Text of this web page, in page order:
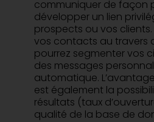
communiquer de façon
développer un lien
prospects ou vos
vos contacts au travers
pourrez segmenter vos
des messages
automatique.
est également la
résultats (taux
qualité de la base de